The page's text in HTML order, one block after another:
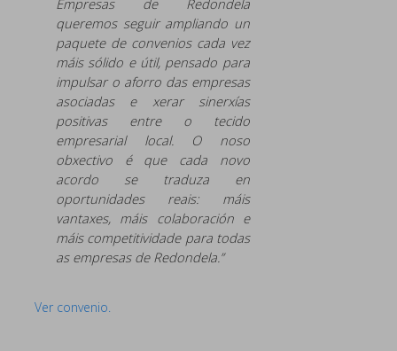
queremos seguir ampliando un
paquete de convenios cada vez
máis sólido e útil, pensado para
impulsar o aforro das empresas
asociadas e xerar sinerxías
positivas entre o tecido
empresarial local. O noso
obxectivo é que cada novo
acordo se traduza en
oportunidades reais: máis
vantaxes, máis colaboración e
máis competitividade para todas
as empresas de Redondela.”
Ver convenio.